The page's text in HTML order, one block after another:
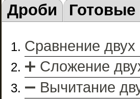
Дроби
Сравнение
➕ Сложение
➖ Вычитание